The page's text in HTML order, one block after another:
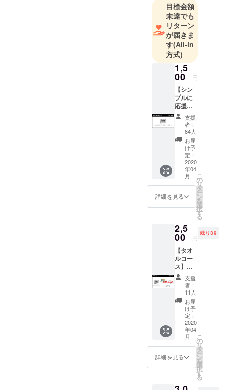
目標金額
未達でも
リターン
が届きま
す(All-in
方式)
1,5
00 円
【シン
プルに
応援
コー
ス】 物
はもっ
てる、
もしく
はシン
プルに
応援だ
けした
い！と
いう方
への
コース
ます。
＜リ
ターン
アイテ
ム＞ ・
お礼の
メッ
セージ
カード
Sunday
カミデ
からの
お礼の
メッ
セージ
カード
をお届
支援
者：
84人
お届
け予
定：
2020
年04
月
詳細を見る
こ
の
リ
タ
ー
ン
を
選
択
す
る
2,5
00 円
残り39
【タオ
ルコー
ス】
Love
sofa
20th
anniver
sary を
記念し
たタオ
ルをお
届けす
るコー
スにな
りま
す。 ＜
ンアイ
支援
者：
11人
お届
け予
定：
2020
年04
月
詳細を見る
こ
の
リ
タ
ー
ン
を
選
択
す
る